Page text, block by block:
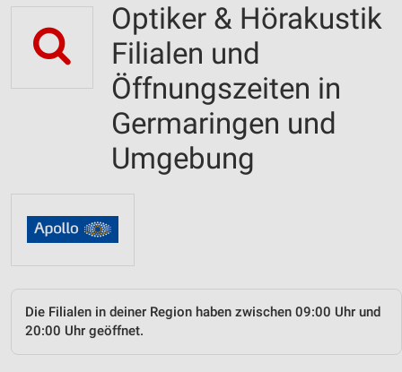
Optiker & Hörakustik
Filialen und
Öffnungszeiten in
Germaringen und
Umgebung
Die Filialen in deiner Region haben zwischen 09:00 Uhr und
20:00 Uhr geöffnet.